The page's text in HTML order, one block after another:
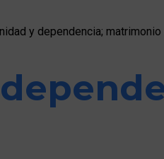
y dependencia;